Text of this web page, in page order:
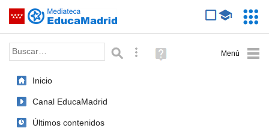
Saltar navegación
Palabra o frase: Búsqueda avanzada
Ayuda
(en
Inicio
Canal EducaMadrid
Últimos contenidos